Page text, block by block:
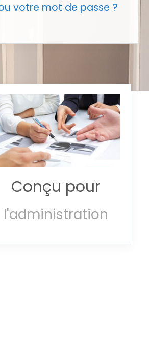
votre mot de passe ?
Conçu pour
l'administration